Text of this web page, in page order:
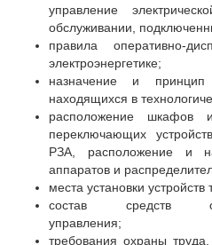
управление
обслуживании,
правила оперативно-
электроэнергетике;
назначение и принцип
находящихся в
расположение шкафов
переключающих
РЗА, расположение и
аппаратов и
места установки устройств
состав средств
управления;
требования охраны